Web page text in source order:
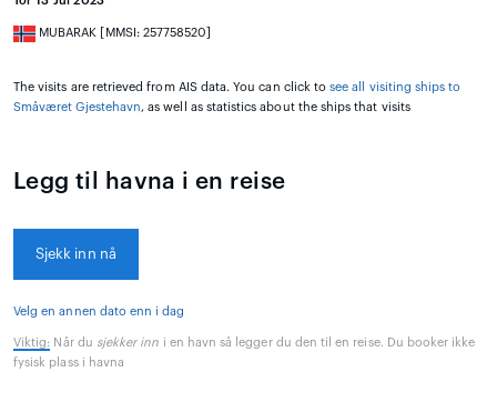
MUBARAK [MMSI: 257758520]
The visits are retrieved from AIS data. You can click tosee all visiting ships to
Småværet Gjestehavn, as well as statistics about the ships that visits
Legg til havna i en reise
Sjekk inn nå
Velg en annen dato enn i dag
Viktig: Når du sjekker inn i en havn så legger du den til en reise. Du booker ikke
fysisk plass i havna